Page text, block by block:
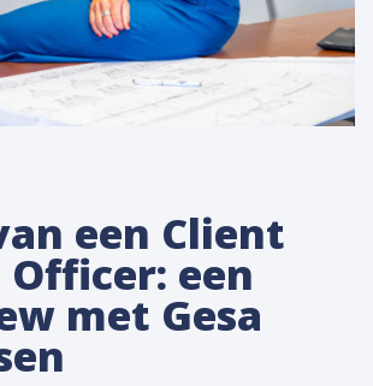
een Client
Officer: een
met Gesa